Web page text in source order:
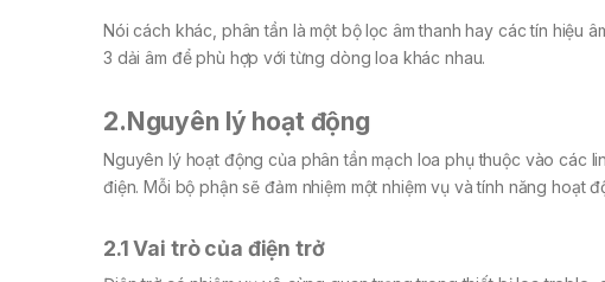
Nói cách khác, phân tần là một bộ lọc âm thanh hay các tín hiệu
3 dải âm để phù hợp với từng dòng loa khác nhau.
2.Nguyên lý hoạt động
Nguyên lý hoạt động của phân tần mạch loa phụ thuộc vào các
điện. Mỗi bộ phận sẽ đảm nhiệm một nhiệm vụ và tính năng hoạt
2.1 Vai trò của điện trở